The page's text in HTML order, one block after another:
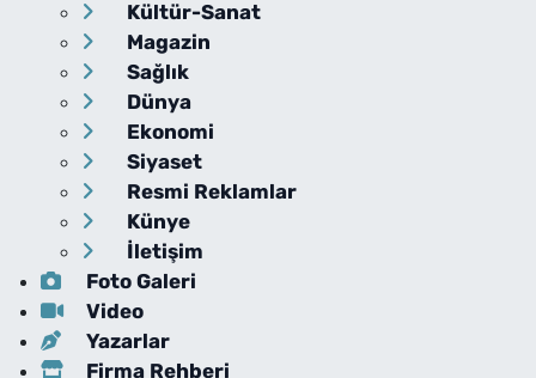
Kültür-Sanat
Magazin
Sağlık
Dünya
Ekonomi
Siyaset
Resmi Reklamlar
Künye
İletişim
Foto Galeri
Video
Yazarlar
Firma Rehberi